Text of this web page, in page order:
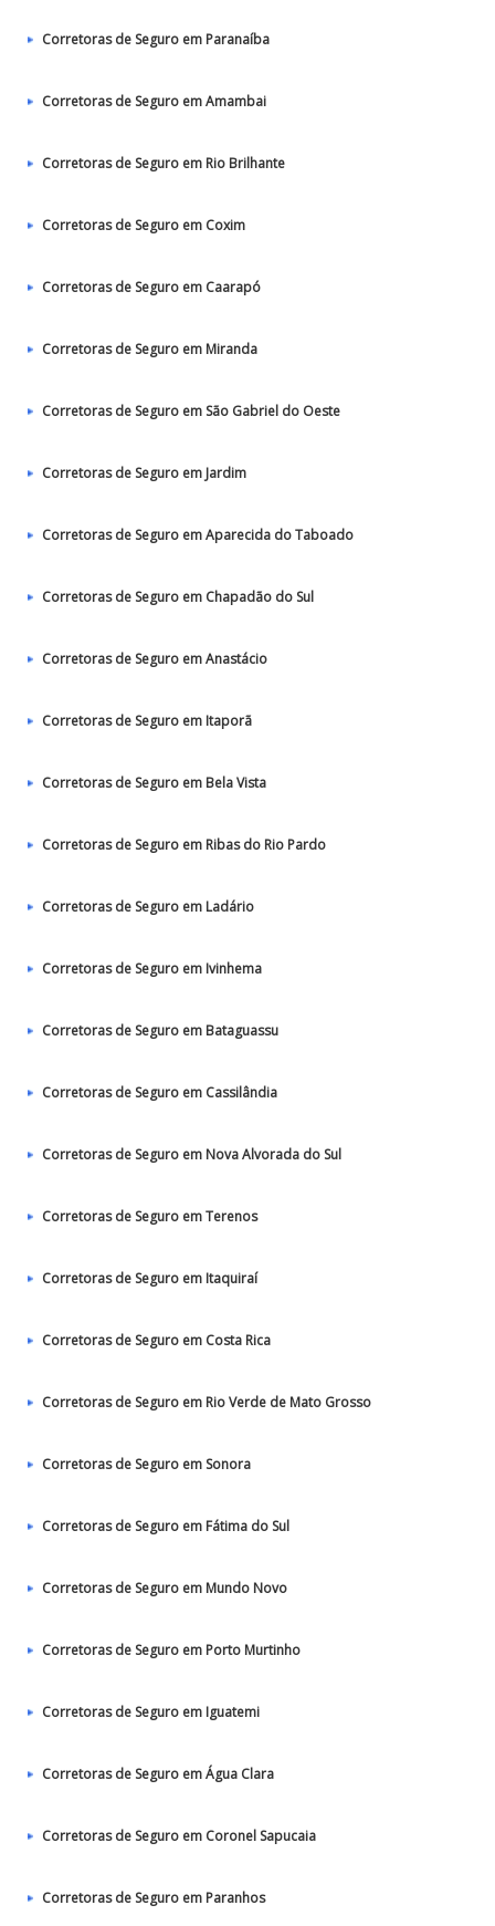
Corretoras de Seguro em Paranaíba
Corretoras de Seguro em Amambai
Corretoras de Seguro em Rio Brilhante
Corretoras de Seguro em Coxim
Corretoras de Seguro em Caarapó
Corretoras de Seguro em Miranda
Corretoras de Seguro em São Gabriel do Oeste
Corretoras de Seguro em Jardim
Corretoras de Seguro em Aparecida do Taboado
Corretoras de Seguro em Chapadão do Sul
Corretoras de Seguro em Anastácio
Corretoras de Seguro em Itaporã
Corretoras de Seguro em Bela Vista
Corretoras de Seguro em Ribas do Rio Pardo
Corretoras de Seguro em Ladário
Corretoras de Seguro em Ivinhema
Corretoras de Seguro em Bataguassu
Corretoras de Seguro em Cassilândia
Corretoras de Seguro em Nova Alvorada do Sul
Corretoras de Seguro em Terenos
Corretoras de Seguro em Itaquiraí
Corretoras de Seguro em Costa Rica
Corretoras de Seguro em Rio Verde de Mato Grosso
Corretoras de Seguro em Sonora
Corretoras de Seguro em Fátima do Sul
Corretoras de Seguro em Mundo Novo
Corretoras de Seguro em Porto Murtinho
Corretoras de Seguro em Iguatemi
Corretoras de Seguro em Água Clara
Corretoras de Seguro em Coronel Sapucaia
Corretoras de Seguro em Paranhos